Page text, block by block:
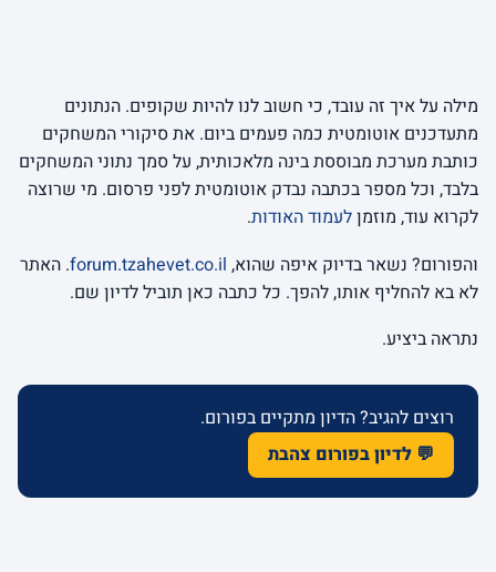
מילה על איך זה עובד, כי חשוב לנו להיות שקופים. הנתונים
מתעדכנים אוטומטית כמה פעמים ביום. את סיקורי המשחקים
כותבת מערכת מבוססת בינה מלאכותית, על סמך נתוני המשחקים
בלבד, וכל מספר בכתבה נבדק אוטומטית לפני פרסום. מי שרוצה
לקרוא עוד, מוזמןלעמוד האודות.
והפורום? נשאר בדיוק איפה שהוא, forum.tzahevet.co.il. האתר
לא בא להחליף אותו, להפך. כל כתבה כאן תוביל לדיון שם.
נתראה ביציע.
רוצים להגיב? הדיון מתקיים בפורום.
💬 לדיון בפורום צהבת